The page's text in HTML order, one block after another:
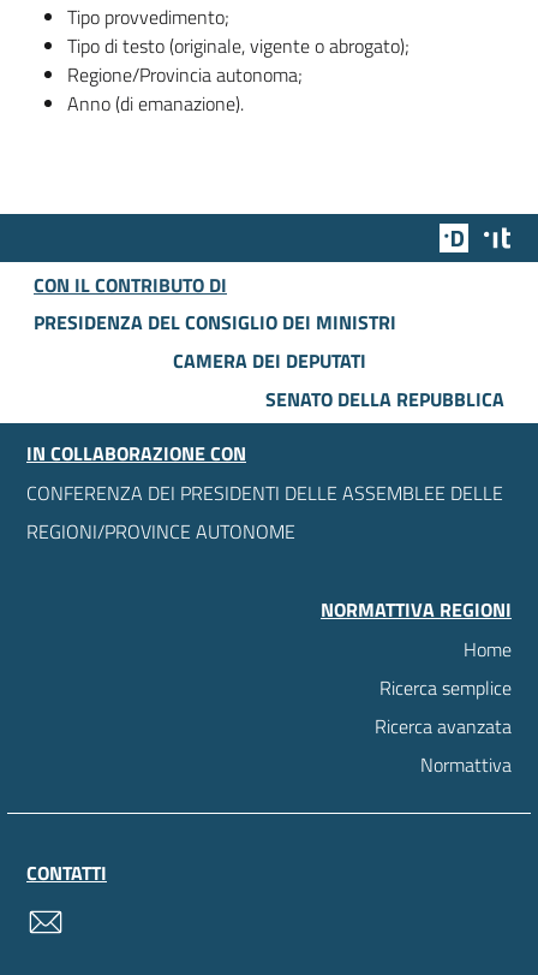
Tipo provvedimento;
Tipo di testo (originale, vigente o abrogato);
Regione/Provincia autonoma;
Anno (di emanazione).
Team
CON IL CONTRIBUTO DI
PRESIDENZA DEL CONSIGLIO DEI MINISTRI
CAMERA DEI DEPUTATI
SENATO DELLA REPUBBLICA
IN COLLABORAZIONE CON
CONFERENZA DEI PRESIDENTI DELLE ASSEMBLEE DELLE
REGIONI/PROVINCE AUTONOME
NORMATTIVA REGIONI
Home
Ricerca semplice
Ricerca avanzata
Normattiva
CONTATTI